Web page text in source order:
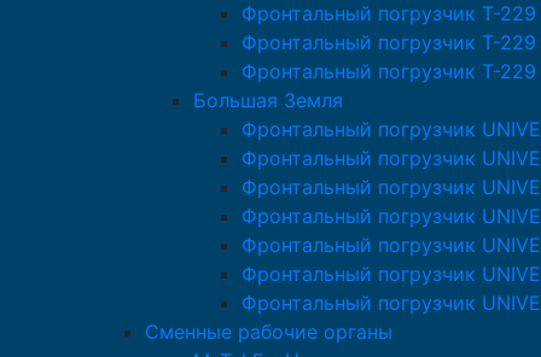
Фронтальный погрузчик T-229
Фронтальный погрузчик T-
Фронтальный погрузчик T-229
Большая Земля
Фронтальный погрузчик
Фронтальный погрузчик
Фронтальный погрузчик
Фронтальный погрузчик
Фронтальный погрузчик
Фронтальный погрузчик
Фронтальный погрузчик
Сменные рабочие органы